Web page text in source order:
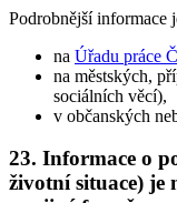
Podrobnější informace
na Úřadu práce
na městských,
sociálních věcí),
v občanských
23. Informace o
životní situace) je